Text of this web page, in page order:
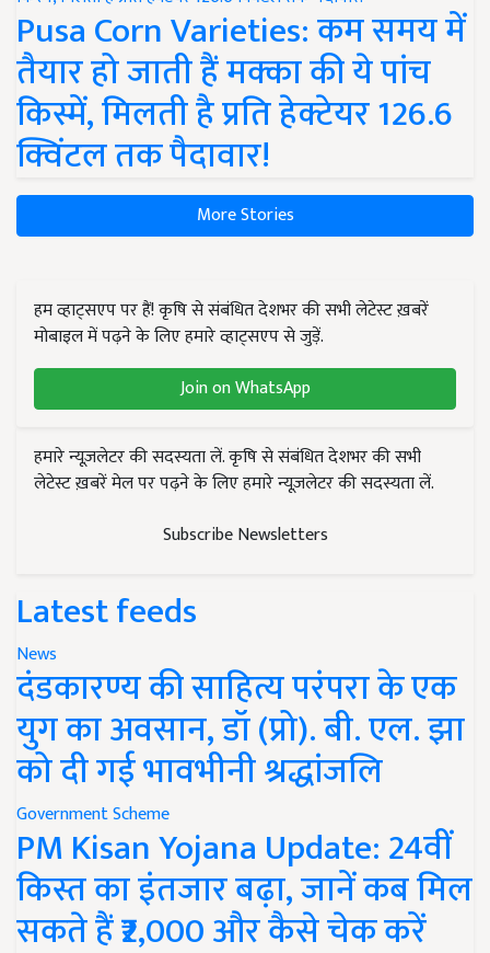
Pusa Corn Varieties: कम समय में
तैयार हो जाती हैं मक्का की ये पांच
किस्में, मिलती है प्रति हेक्टेयर 126.6
क्विंटल तक पैदावार!
More Stories
हम व्हाट्सएप पर हैं! कृषि से संबंधित देशभर की सभी लेटेस्ट ख़बरें
मोबाइल में पढ़ने के लिए हमारे व्हाट्सएप से जुड़ें.
Join on WhatsApp
हमारे न्यूज़लेटर की सदस्यता लें. कृषि से संबंधित देशभर की सभी
लेटेस्ट ख़बरें मेल पर पढ़ने के लिए हमारे न्यूज़लेटर की सदस्यता लें.
Subscribe Newsletters
Latest feeds
News
दंडकारण्य की साहित्य परंपरा के एक
युग का अवसान, डॉ (प्रो). बी. एल. झा
को दी गई भावभीनी श्रद्धांजलि
Government Scheme
PM Kisan Yojana Update: 24वीं
किस्त का इंतजार बढ़ा, जानें कब मिल
सकते हैं ₹2,000 और कैसे चेक करें